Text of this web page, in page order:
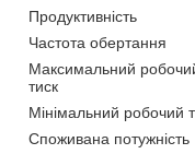
Продуктивність
Частота обертання
Максимальний
тиск
Мінімальний робочий
Споживана потужність